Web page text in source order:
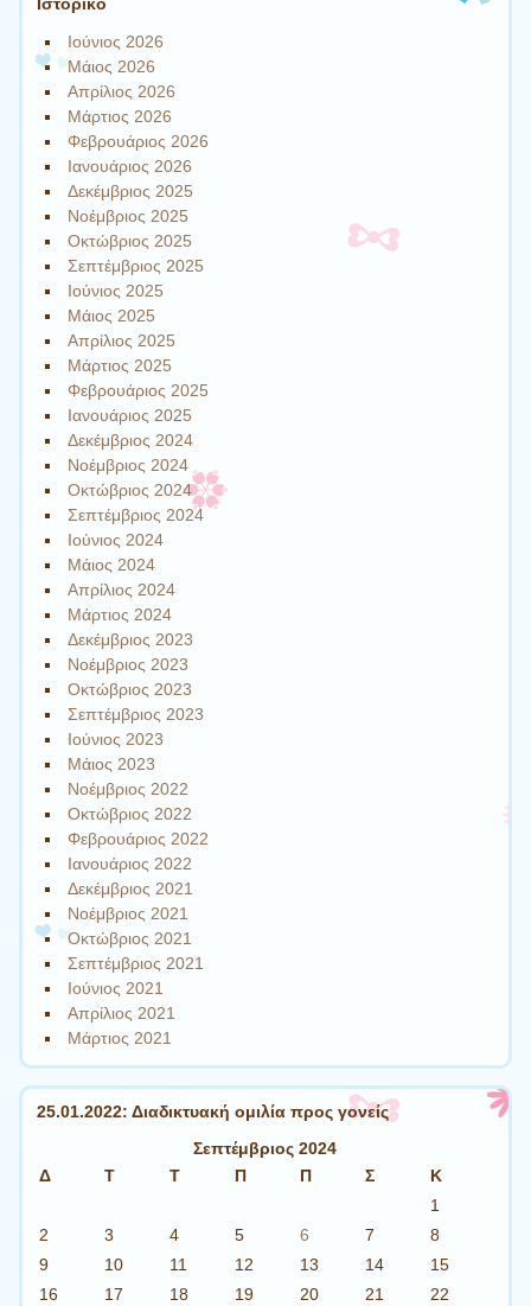
Ιστορικό
Ιούνιος 2026
Μάιος 2026
Απρίλιος 2026
Μάρτιος 2026
Φεβρουάριος 2026
Ιανουάριος 2026
Δεκέμβριος 2025
Νοέμβριος 2025
Οκτώβριος 2025
Σεπτέμβριος 2025
Ιούνιος 2025
Μάιος 2025
Απρίλιος 2025
Μάρτιος 2025
Φεβρουάριος 2025
Ιανουάριος 2025
Δεκέμβριος 2024
Νοέμβριος 2024
Οκτώβριος 2024
Σεπτέμβριος 2024
Ιούνιος 2024
Μάιος 2024
Απρίλιος 2024
Μάρτιος 2024
Δεκέμβριος 2023
Νοέμβριος 2023
Οκτώβριος 2023
Σεπτέμβριος 2023
Ιούνιος 2023
Μάιος 2023
Νοέμβριος 2022
Οκτώβριος 2022
Φεβρουάριος 2022
Ιανουάριος 2022
Δεκέμβριος 2021
Νοέμβριος 2021
Οκτώβριος 2021
Σεπτέμβριος 2021
Ιούνιος 2021
Απρίλιος 2021
Μάρτιος 2021
25.01.2022: Διαδικτυακή ομιλία προς γονείς
Σεπτέμβριος 2024
Δ
Τ Τ Π Π Σ
Κ
1
2
3 4 5 6 7
8
9
10 11 12 13 14
15
16
17 18 19 20 21 22